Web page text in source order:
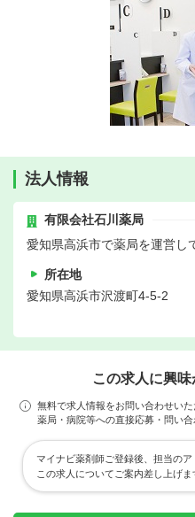
法人情報
有限会社石川薬局
愛知県高浜市で薬局を運営し
所在地
愛知県高浜市沢渡町4-5-2
この求人に興
無料で求人情報をお問い合わせいた
薬局・病院等への直接応募・問い
マイナビ薬剤師ご登録後、担当のア
この求人についてご案内差し上げま